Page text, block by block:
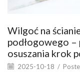
Wilgoć na
podłogowego –
osuszania krok
2025-10-18 /